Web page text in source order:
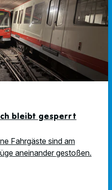
bleibt gesperrt
Fahrgäste sind am
aneinander gestoßen.